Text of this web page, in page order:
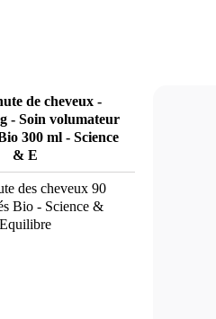
de cheveux -
- Soin volumateur
300 ml - Science
& E
des cheveux 90
Bio - Science &
Equilibre